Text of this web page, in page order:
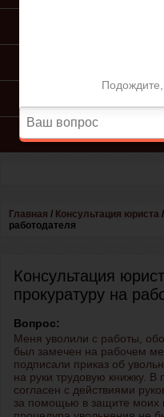
Главная / Консультация юриста /
работодателя
Консультация
прокуратуру на
Вопрос:
Меня уволили с работы,
был замечен на рабочем
подписали приказ об
на руки трудовую книжку. В
согласен с действиями
за помощью в защите моих